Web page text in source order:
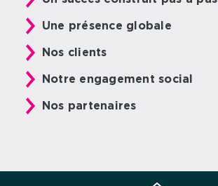
Une présence globale
Nos clients
Notre engagement social
Nos partenaires